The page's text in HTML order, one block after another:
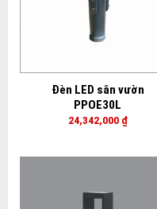
Đèn LED sân vườn
PPOE30L
24,342,000 ₫